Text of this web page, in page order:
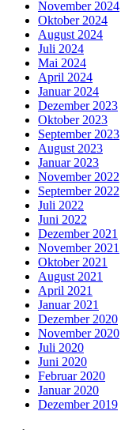
November 2024
Oktober 2024
August 2024
Juli 2024
Mai 2024
April 2024
Januar 2024
Dezember 2023
Oktober 2023
September 2023
August 2023
Januar 2023
November 2022
September 2022
Juli 2022
Juni 2022
Dezember 2021
November 2021
Oktober 2021
August 2021
April 2021
Januar 2021
Dezember 2020
November 2020
Juli 2020
Juni 2020
Februar 2020
Januar 2020
Dezember 2019